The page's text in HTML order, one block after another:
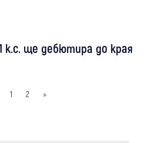
к.с. ще дебютира до края
1 2 »